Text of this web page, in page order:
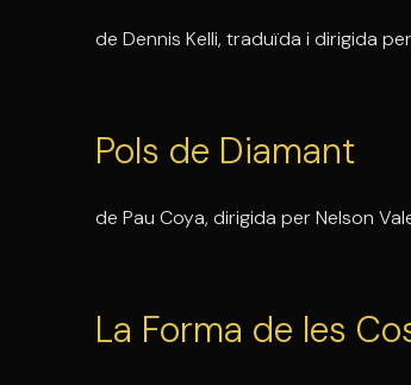
de Dennis Kelli, traduïda i dirigida
Pols de Diamant
de Pau Coya, dirigida per Nelson
La Forma de les